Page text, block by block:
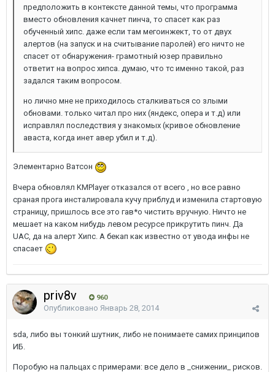
предположить в контексте данной темы, что программа
вместо обновления качнет пинча, то спасет как раз
обученный хипс. даже если там мегоинжект, то от двух
алертов (на запуск и на считывание паролей) его ничто не
спасет от обнаружения- грамотный юзер правильно
ответит на вопрос хипса. думаю, что тс именно такой, раз
задался таким вопросом.
но лично мне не приходилось сталкиваться со злыми
обновами. только читал про них (яндекс, опера и т.д) или
исправлял последствия у знакомых (кривое обновление
аваста, когда инет авер убил и т.д).
Элементарно Ватсон
Вчера обновлял KMPlayer отказался от всего , но все равно
сраная прога инсталировала кучу приблуд и изменила стартовую
страницу, пришлось все это гав*о чистить вручную. Ничто не
мешает на каком нибудь левом ресурсе прикрутить пинч. Да
UAC, да на алерт Хипс. А бекап как известно от увода инфы не
спасает
priv8v 960
Опубликовано Январь 28, 2014
sda, либо вы тонкий шутник, либо не понимаете самих принципов
ИБ.
Поробую на пальцах с примерами: все дело в _снижении_ рисков.